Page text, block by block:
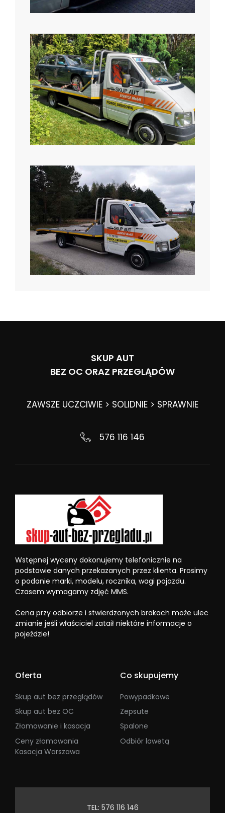
SKUP AUT
BEZ OC ORAZ PRZEGLĄDÓW
ZAWSZE UCZCIWIE > SOLIDNIE > SPRAWNIE
576 116 146
Wstępnej wyceny dokonujemy telefonicznie na
podstawie danych przekazanych przez klienta. Prosimy
o podanie marki, modelu, rocznika, wagi pojazdu.
Czasem wymagamy zdjęć MMS.
Cena przy odbiorze i stwierdzonych brakach może ulec
zmianie jeśli właściciel zataił niektóre informacje o
pojeździe!
Oferta
Skup aut bez przeglądów
Skup aut bez OC
Złomowanie i kasacja
Ceny złomowania
Kasacja Warszawa
Co skupujemy
Powypadkowe
Zepsute
Spalone
Odbiór lawetą
TEL: 576 116 146